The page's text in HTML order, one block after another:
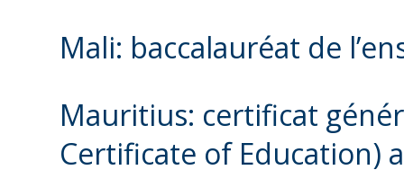
Mali: baccalauréat de
Mauritius: certificat
Certificate of Education)